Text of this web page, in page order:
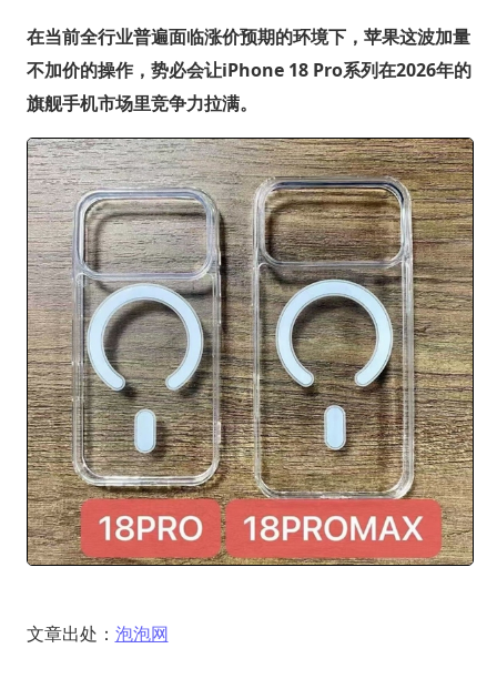
在当前全行业普遍面临涨价预期的环境下，苹果这波加量
不加价的操作，势必会让iPhone 18 Pro系列在2026年的
旗舰手机市场里竞争力拉满。
文章出处： 泡泡网